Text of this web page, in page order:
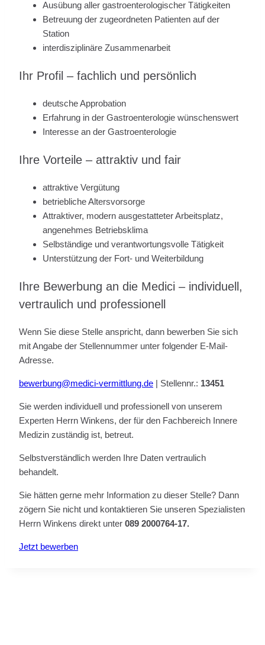
Ausübung aller gastroenterologischer Tätigkeiten
Betreuung der zugeordneten Patienten auf der
Station
interdisziplinäre Zusammenarbeit
Ihr Profil – fachlich und persönlich
deutsche Approbation
Erfahrung in der Gastroenterologie wünschenswert
Interesse an der Gastroenterologie
Ihre Vorteile – attraktiv und fair
attraktive Vergütung
betriebliche Altersvorsorge
Attraktiver, modern ausgestatteter Arbeitsplatz,
angenehmes Betriebsklima
Selbständige und verantwortungsvolle Tätigkeit
Unterstützung der Fort- und Weiterbildung
Ihre Bewerbung an die Medici – individuell,
vertraulich und professionell
Wenn Sie diese Stelle anspricht, dann bewerben Sie sich
mit Angabe der Stellennummer unter folgender E-Mail-
Adresse.
bewerbung@medici-vermittlung.de | Stellennr.: 13451
Sie werden individuell und professionell von unserem
Experten Herrn Winkens, der für den Fachbereich Innere
Medizin zuständig ist, betreut.
Selbstverständlich werden Ihre Daten vertraulich
behandelt.
Sie hätten gerne mehr Information zu dieser Stelle? Dann
zögern Sie nicht und kontaktieren Sie unseren Spezialisten
Herrn Winkens direkt unter 089 2000764-17.
Jetzt bewerben